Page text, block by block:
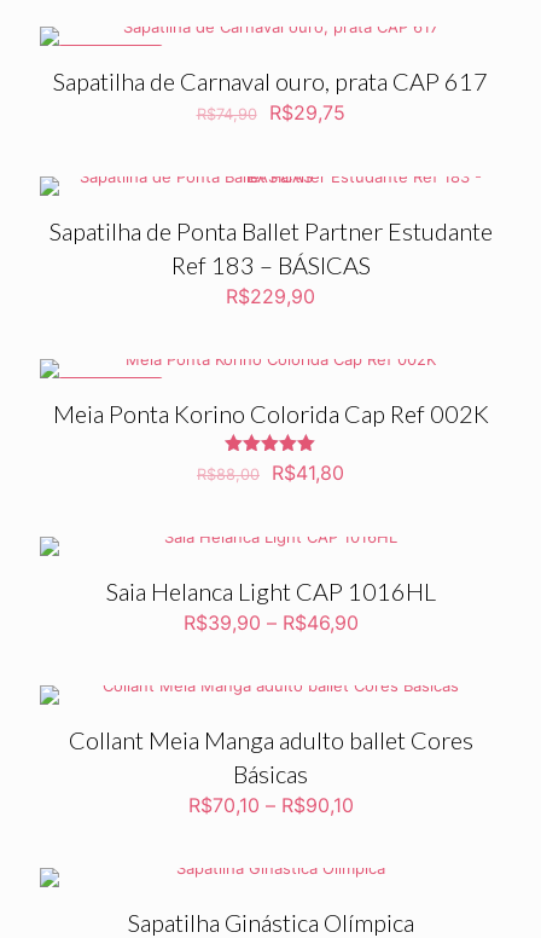
Sapatilha de Carnaval ouro, prata CAP 617
R$74,90
O
era:
R$29,75O
é:
Sapatilha de Ponta Ballet Partner Estudante
Ref 183 – BÁSICAS
R$229,90
Meia Ponta Korino Colorida Cap Ref 002K
Avaliação
5.00
R$88,00
O
era:
R$41,80
é:
Saia Helanca Light CAP 1016HL
R$39,90 – R$46,90
Collant Meia Manga adulto ballet Cores
Básicas
R$70,10 – R$90,10
Sapatilha Ginástica Olímpica